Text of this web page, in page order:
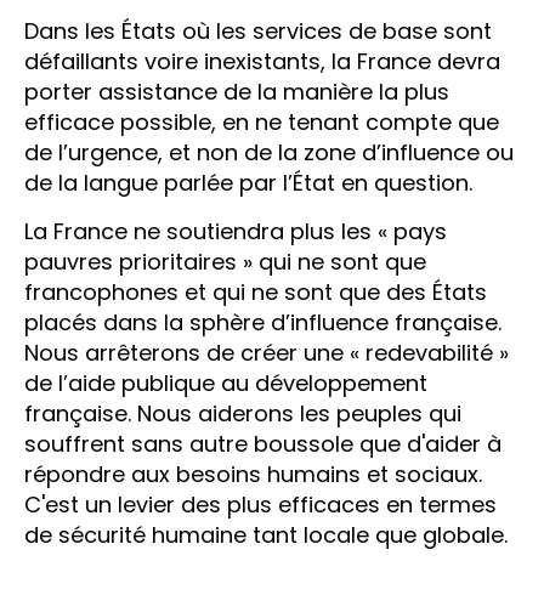
Dans les États où les services de base sont
défaillants voire inexistants, la France devra
porter assistance de la manière la plus
efficace possible, en ne tenant compte que
de l’urgence, et non de la zone d’influence ou
de la langue parlée par l’État en question.
La France ne soutiendra plus les « pays
pauvres prioritaires » qui ne sont que
francophones et qui ne sont que des États
placés dans la sphère d’influence française.
Nous arrêterons de créer une « redevabilité »
de l’aide publique au développement
française. Nous aiderons les peuples qui
souffrent sans autre boussole que d'aider à
répondre aux besoins humains et sociaux.
C'est un levier des plus efficaces en termes
de sécurité humaine tant locale que globale.